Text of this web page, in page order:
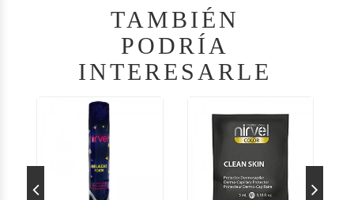
TAMBIÉN
PODRÍA
INTERESARLE